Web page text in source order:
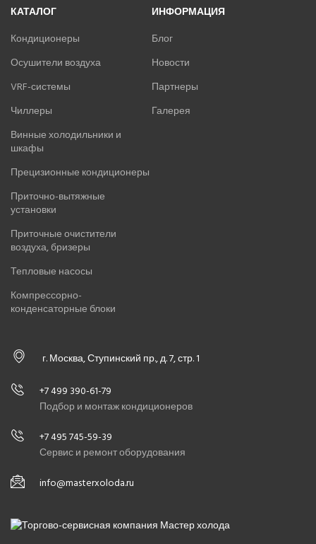
КАТАЛОГ
Кондиционеры
Осушители воздуха
VRF-системы
Чиллеры
Винные холодильники и
шкафы
Прецизионные кондиционеры
Приточно-вытяжные
установки
Приточные очистители
воздуха, бризеры
Тепловые насосы
Компрессорно-
конденсаторные блоки
ИНФОРМАЦИЯ
Блог
Новости
Партнеры
Галерея
г. Москва, Ступинский пр., д. 7, стр. 1
+7 499 390-61-79
Подбор и монтаж кондиционеров
+7 495 745-59-39
Сервис и ремонт оборудования
info@masterxoloda.ru